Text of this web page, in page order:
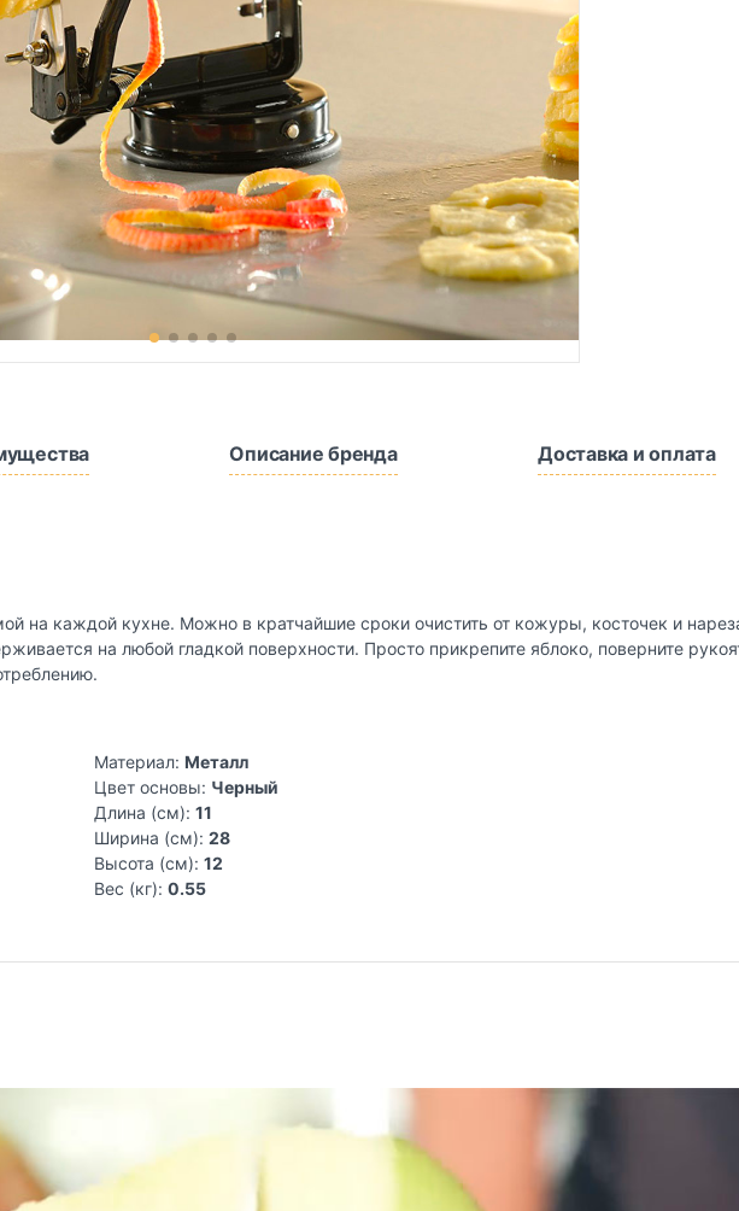
Описание бренда Доставка и оплата
на каждой кухне. Можно в кратчайшие сроки очистить от кожуры, косточек и
на любой гладкой поверхности. Просто прикрепите яблоко, поверните
Материал: Металл
Цвет основы: Черный
Длина (см): 11
Ширина (см): 28
Высота (см): 12
Вес (кг): 0.55